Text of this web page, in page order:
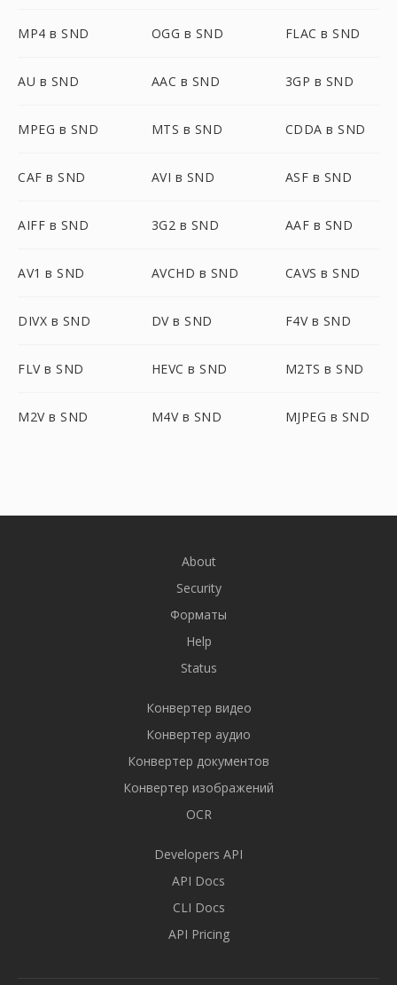
MP4 в SND OGG в SND FLAC в SND
AU в SND AAC в SND 3GP в SND
MPEG в SND MTS в SND CDDA в SND
CAF в SND AVI в SND ASF в SND
AIFF в SND 3G2 в SND AAF в SND
AV1 в SND AVCHD в SND CAVS в SND
DIVX в SND DV в SND F4V в SND
FLV в SND HEVC в SND M2TS в SND
M2V в SND M4V в SND MJPEG в SND
About
Security
Форматы
Help
Status
Конвертер видео
Конвертер аудио
Конвертер документов
Конвертер изображений
OCR
Developers API
API Docs
CLI Docs
API Pricing